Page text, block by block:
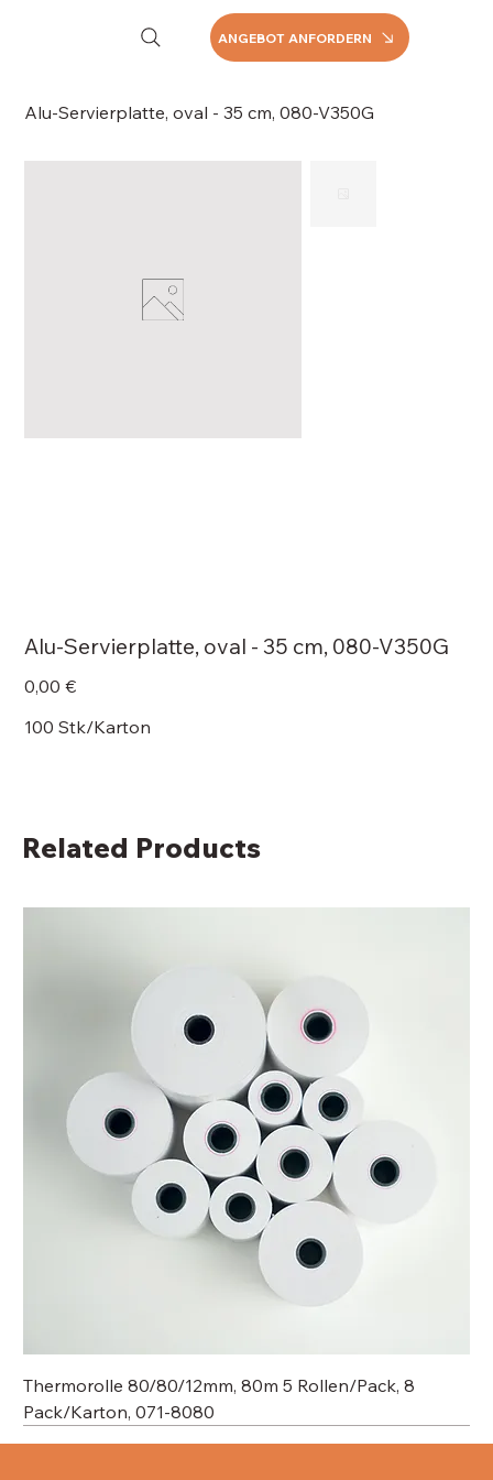
ANGEBOT ANFORDERN
Alu-Servierplatte, oval - 35 cm, 080-V350G
Alu-Servierplatte, oval - 35 cm, 080-V350G
Price
0,00 €
100 Stk/Karton
Related Products
Thermorolle 80/80/12mm, 80m 5 Rollen/Pack, 8
Pack/Karton, 071-8080